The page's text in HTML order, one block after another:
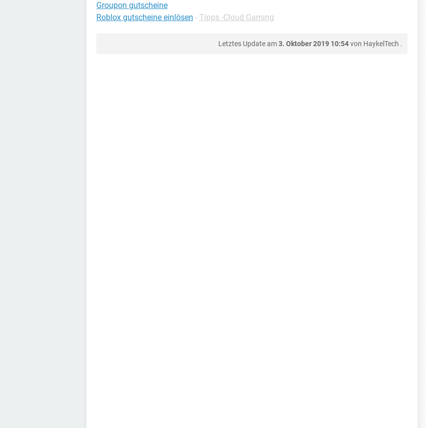
Groupon gutscheine
Roblox gutscheine einlösen - Tipps -Cloud Gaming
Letztes Update am3. Oktober 2019 10:54von HaykelTech .